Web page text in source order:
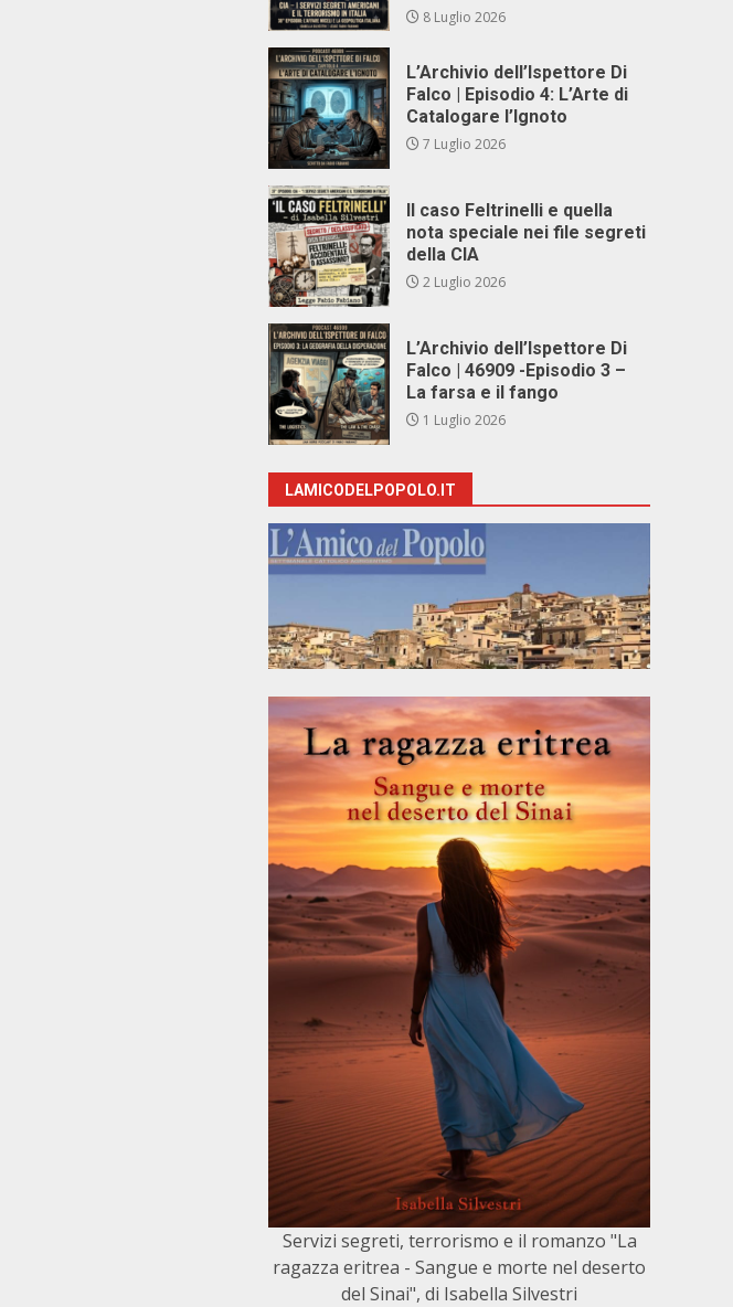
8 Luglio 2026
L’Archivio dell’Ispettore Di
Falco | Episodio 4: L’Arte di
Catalogare l’Ignoto
7 Luglio 2026
Il caso Feltrinelli e quella
nota speciale nei file segreti
della CIA
2 Luglio 2026
L’Archivio dell’Ispettore Di
Falco | 46909 -Episodio 3 –
La farsa e il fango
1 Luglio 2026
LAMICODELPOPOLO.IT
Servizi segreti, terrorismo e il romanzo "La
ragazza eritrea - Sangue e morte nel deserto
del Sinai", di Isabella Silvestri